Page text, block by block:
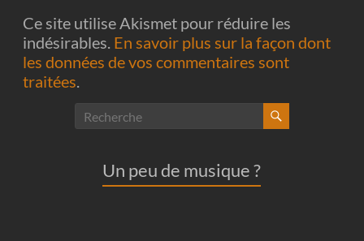
Ce site utilise Akismet pour réduire les
indésirables. En savoir plus sur la façon dont
les données de vos commentaires sont
traitées.
Un peu de musique ?